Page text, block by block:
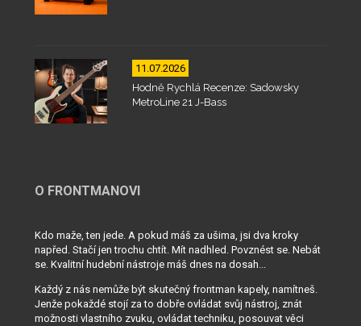
11.07.2026
Hodně Rychlá Recenze: Sadowsky
MetroLine 21 J-Bass
O FRONTMANOVI
Kdo maže, ten jede. A pokud máš za ušima, jsi dva kroky
napřed. Stačí jen trochu chtít. Mít nadhled. Povznést se. Nebát
se. Kvalitní hudební nástroje máš dnes na dosah...
Každý z nás nemůže být skutečný frontman kapely, namítneš.
Jenže pokaždé stojí za to dobře ovládat svůj nástroj, znát
možnosti vlastního zvuku, ovládat techniku, posouvat věci